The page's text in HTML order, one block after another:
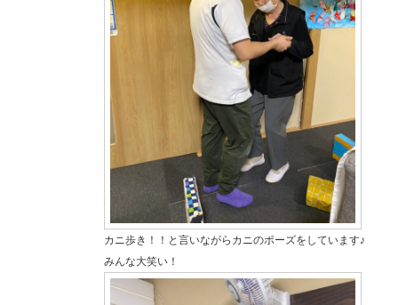
カニ歩き！！と言いながらカニのポーズをしています♪
みんな大笑い！